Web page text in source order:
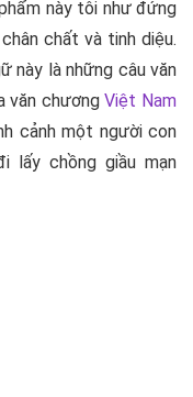
này tôi như đứng
chất và tinh diệu.
này là những câu văn
văn chươngViệt Nam
cảnh một người con
lấy chồng giầu mạn